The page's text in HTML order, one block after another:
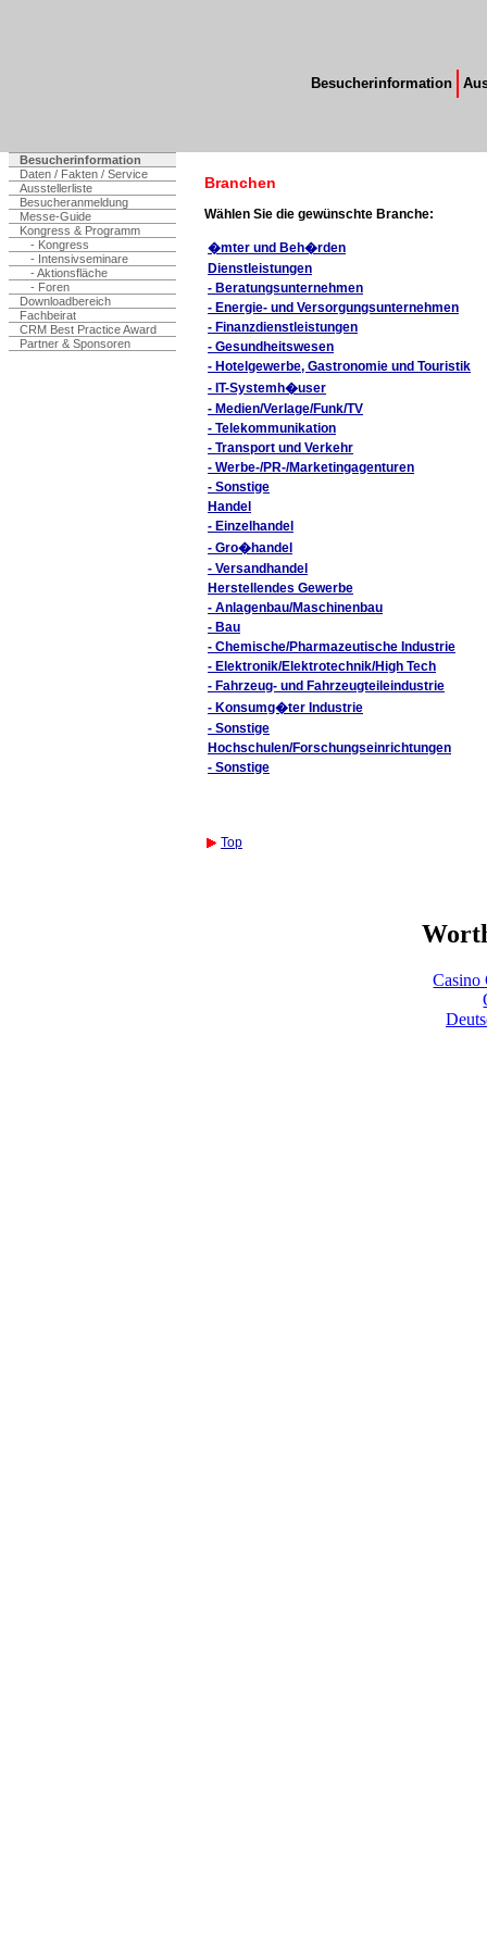
Besucherinformation
Besucherinformation
Daten / Fakten / Service
Ausstellerliste
Besucheranmeldung
Messe-Guide
Kongress & Programm
- Kongress
- Intensivseminare
- Aktionsfläche
- Foren
Downloadbereich
Fachbeirat
CRM Best Practice Award
Partner & Sponsoren
Branchen
Wählen Sie die gewünschte Branche:
�mter und Beh�rden
Dienstleistungen
- Beratungsunternehmen
- Energie- und Versorgungsunternehmen
- Finanzdienstleistungen
- Gesundheitswesen
- Hotelgewerbe, Gastronomie und Touristik
- IT-Systemh�user
- Medien/Verlage/Funk/TV
- Telekommunikation
- Transport und Verkehr
- Werbe-/PR-/Marketingagenturen
- Sonstige
Handel
- Einzelhandel
- Gro�handel
- Versandhandel
Herstellendes Gewerbe
- Anlagenbau/Maschinenbau
- Bau
- Chemische/Pharmazeutische Industrie
- Elektronik/Elektrotechnik/High Tech
- Fahrzeug- und Fahrzeugteileindustrie
- Konsumg�ter Industrie
- Sonstige
Hochschulen/Forschungseinrichtungen
- Sonstige
Top
Casino